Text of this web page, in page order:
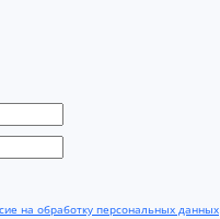
на обработку персональных данных